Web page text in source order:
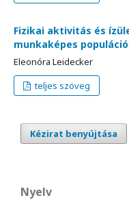
Fizikai aktivitás és
munkaképes
Eleonóra Leidecker
teljes szöveg
Kézirat benyújtása
Nyelv